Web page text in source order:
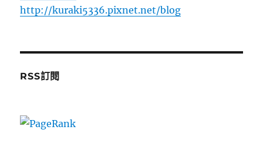
http://kuraki5336.pixnet.net/blog
RSS訂閱